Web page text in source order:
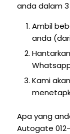
anda dalam
Ambil
anda
Kami
Apa yang
Autogate